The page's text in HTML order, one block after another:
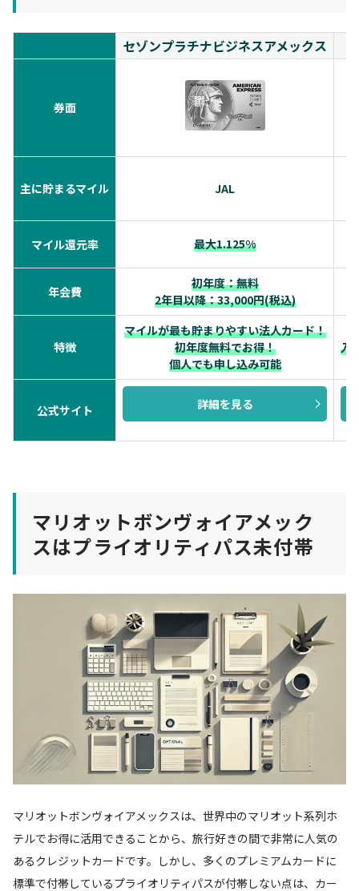
セゾンプラチナビジネスアメックス
券面
主に貯まるマイル JAL
マイル還元率 最大1.125%
年会費
初年度：無料
2年目以降：33,000円(税込)
特徴
マイルが最も貯まりやすい法人カード！
初年度無料でお得！
個人でも申し込み可能
入
公式サイト 詳細を見る
マリオットボンヴォイアメック
スはプライオリティパス未付帯
マリオットボンヴォイアメックスは、世界中のマリオット系列ホ
テルでお得に活用できることから、旅行好きの間で非常に人気の
あるクレジットカードです。しかし、多くのプレミアムカードに
標準で付帯しているプライオリティパスが付帯しない点は、カー